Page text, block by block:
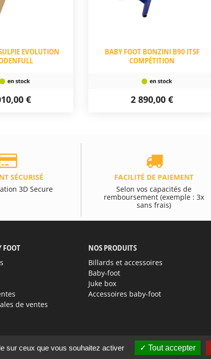
EVOLUTION
€
BABY FOOT BONZINI B90 ITSF
COMPÉTITION
2 890,00 €
SÉCURISÉ
3D Secure
FACILITÉ DE PAIEMENT
Selon vos capacités de
remboursement (exemple : 3x
sans frais)
FOOT
de ventes
NOS PRODUITS
Billards et accessoires
Baby-foot
Juke box
Accessoires baby-foot
sur ceux que vous souhaitez activer Tout accepter